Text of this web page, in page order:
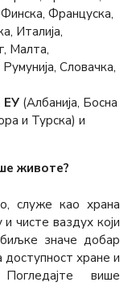
Француска,
Италија,
Малта,
Словачка,
ЕУ (Албанија, Босна
и Турска) и
животе?
служе као храна
чисте ваздух који
значе добар
хране и
више